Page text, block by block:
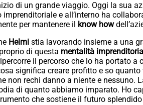
di un grande viaggio. Oggi la sua
imprenditoriale e all’interno ha
per mantenere il
know how
Helmi stia lavorando insieme a una
di questa mentalità
il percorso che lo ha portato a
significa creare profitto e so
non rechi danno a niente e nessuno.
di quanto abbiamo imparato. Ho
che sostiene il futuro splendido